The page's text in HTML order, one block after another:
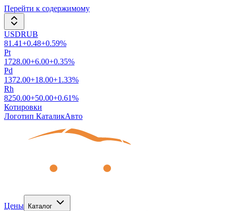
Перейти к содержимому
USDRUB
81.41+0.48+0.59%
Pt
1728.00+6.00+0.35%
Pd
1372.00+18.00+1.33%
Rh
8250.00+50.00+0.61%
Котировки
Логотип КаталикАвто
Цены Каталог